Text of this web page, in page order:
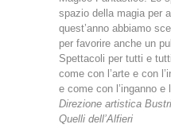
spazio della magia per
quest’anno abbiamo
per favorire anche un
Spettacoli per tutti e
come con l’arte e con
e come con l’inganno e
Direzione artistica
Quelli dell’Alfieri